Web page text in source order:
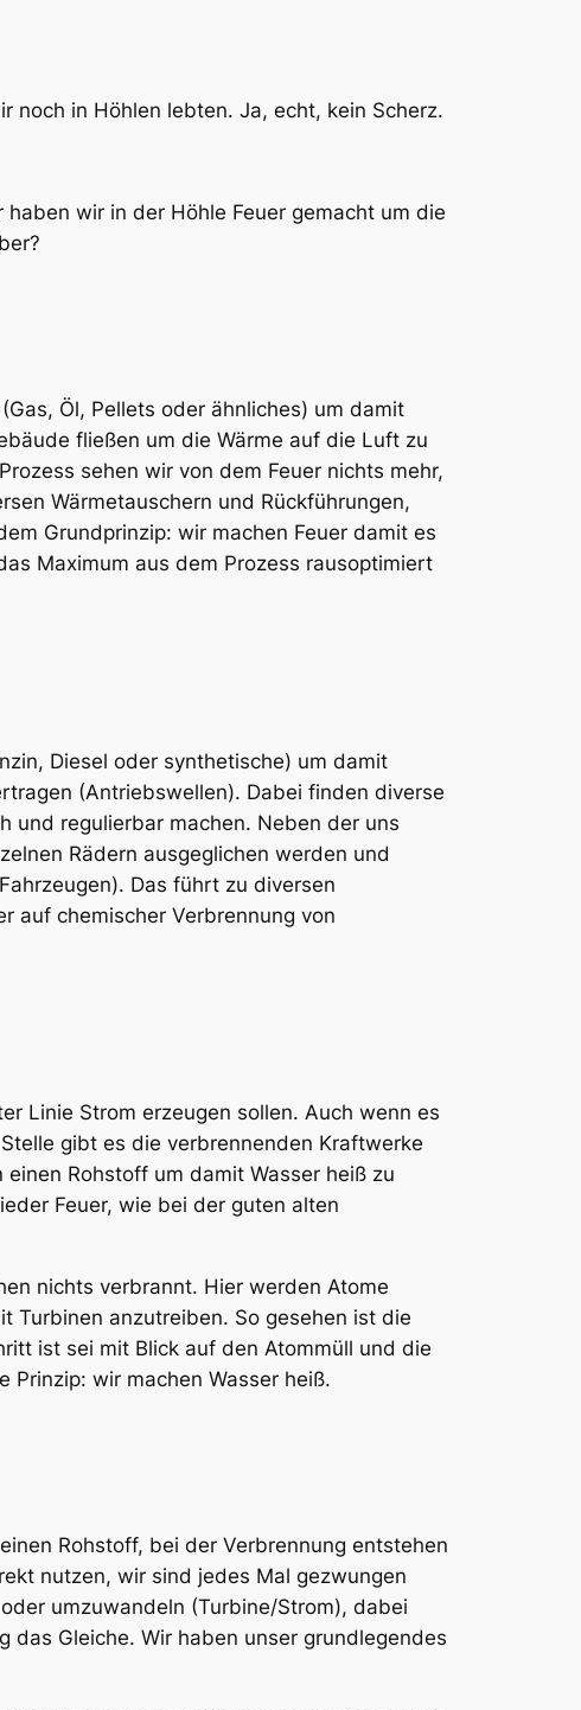
noch in Höhlen lebten. Ja, echt, kein Scherz.
wir in der Höhle Feuer gemacht um die
Öl, Pellets oder ähnliches) um damit
fließen um die Wärme auf die Luft zu
sehen wir von dem Feuer nichts mehr,
Wärmetauschern und Rückführungen,
Grundprinzip: wir machen Feuer damit es
Maximum aus dem Prozess rausoptimiert
Diesel oder synthetische) um damit
(Antriebswellen). Dabei finden diverse
und regulierbar machen. Neben der uns
Rädern ausgeglichen werden und
Das führt zu diversen
auf chemischer Verbrennung von
Linie Strom erzeugen sollen. Auch wenn es
gibt es die verbrennenden Kraftwerke
Rohstoff um damit Wasser heiß zu
Feuer, wie bei der guten alten
nichts verbrannt. Hier werden Atome
Turbinen anzutreiben. So gesehen ist die
ist sei mit Blick auf den Atommüll und die
wir machen Wasser heiß.
Rohstoff, bei der Verbrennung entstehen
nutzen, wir sind jedes Mal gezwungen
umzuwandeln (Turbine/Strom), dabei
Gleiche. Wir haben unser grundlegendes